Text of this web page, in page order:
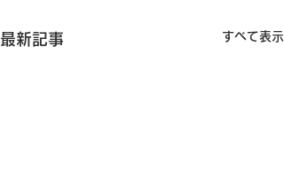
最新記事 すべて表示